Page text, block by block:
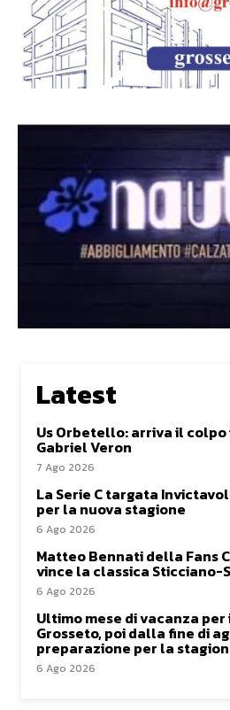
Latest
Us Orbetello: arriva il colpo
Gabriel Veron
7 Ago 2026
La Serie C targata
per la nuova stagione
6 Ago 2026
Matteo Bennati della Fans
vince la classica Sticciano-
6 Ago 2026
Ultimo mese di vacanza
Grosseto, poi dalla fine di
preparazione per la
6 Ago 2026